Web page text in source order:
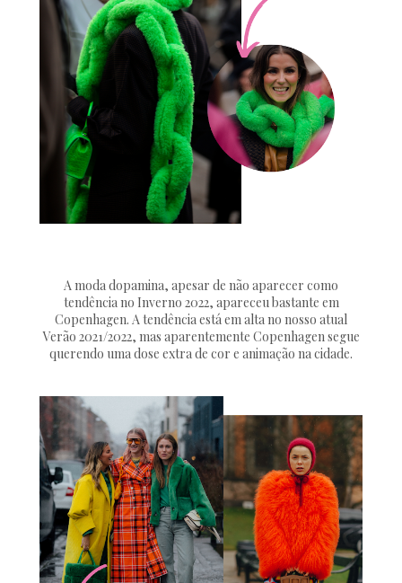
A moda dopamina, apesar de não aparecer como
tendência no Inverno 2022, apareceu bastante em
Copenhagen. A tendência está em alta no nosso atual
Verão 2021/2022, mas aparentemente Copenhagen segue
querendo uma dose extra de cor e animação na cidade.